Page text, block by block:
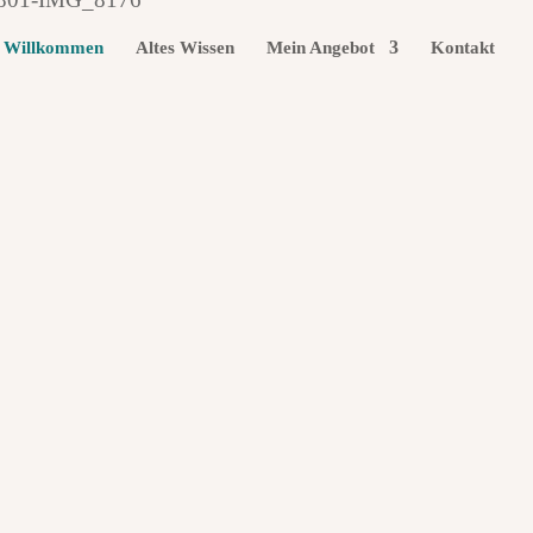
Willkommen Altes Wissen Mein Angebot Kontakt